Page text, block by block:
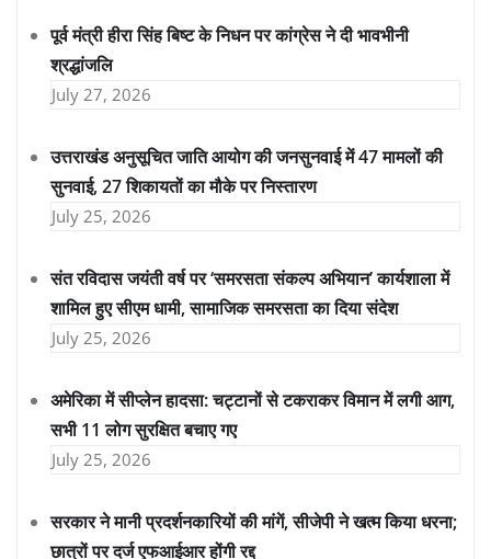
पूर्व मंत्री हीरा सिंह बिष्ट के निधन पर कांग्रेस ने दी भावभीनी
श्रद्धांजलि
July 27, 2026
उत्तराखंड अनुसूचित जाति आयोग की जनसुनवाई में 47 मामलों की
सुनवाई, 27 शिकायतों का मौके पर निस्तारण
July 25, 2026
संत रविदास जयंती वर्ष पर ‘समरसता संकल्प अभियान’ कार्यशाला में
शामिल हुए सीएम धामी, सामाजिक समरसता का दिया संदेश
July 25, 2026
अमेरिका में सीप्लेन हादसा: चट्टानों से टकराकर विमान में लगी आग,
सभी 11 लोग सुरक्षित बचाए गए
July 25, 2026
सरकार ने मानी प्रदर्शनकारियों की मांगें, सीजेपी ने खत्म किया धरना;
छात्रों पर दर्ज एफआईआर होंगी रद्द